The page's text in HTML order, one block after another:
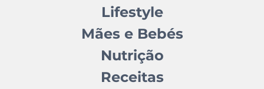
Lifestyle
Mães e Bebés
Nutrição
Receitas